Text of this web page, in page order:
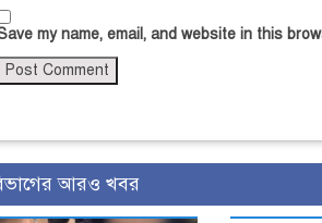
my name, email, and website in this
আরও খবর